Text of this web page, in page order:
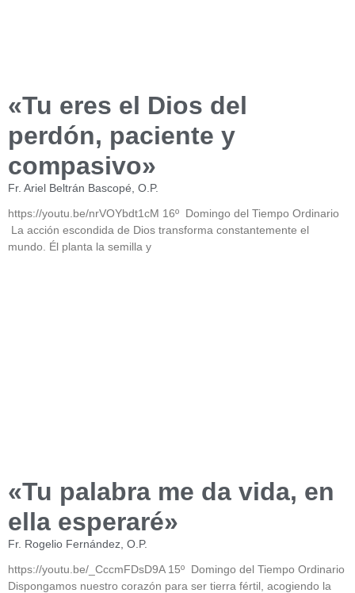
«Tu eres el Dios del
perdón, paciente y
compasivo»
Fr. Ariel Beltrán Bascopé, O.P.
https://youtu.be/nrVOYbdt1cM 16º Domingo del Tiempo Ordinario
La acción escondida de Dios transforma constantemente el
mundo. Él planta la semilla y
«Tu palabra me da vida, en
ella esperaré»
Fr. Rogelio Fernández, O.P.
https://youtu.be/_CccmFDsD9A 15º Domingo del Tiempo Ordinario
Dispongamos nuestro corazón para ser tierra fértil, acogiendo la